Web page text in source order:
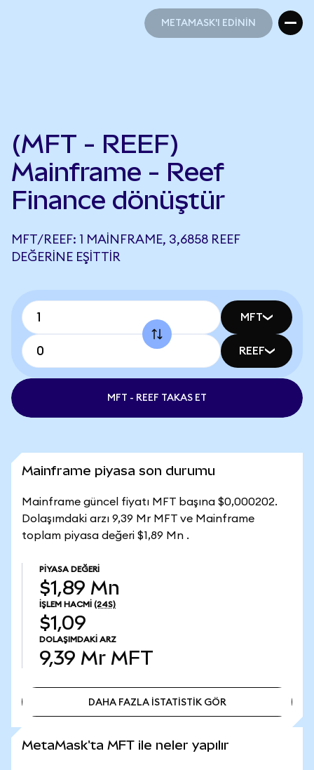
METAMASK'I EDİNİN
(MFT - REEF)
Mainframe - Reef
Finance dönüştür
MFT/REEF: 1 MAINFRAME, 3,6858 REEF
DEĞERINE EŞITTIR
MFT
REEF
MFT - REEF TAKAS ET
Mainframe piyasa son durumu
Mainframe güncel fiyatı MFT başına $0,000202.
Dolaşımdaki arzı 9,39 Mr MFT ve Mainframe
toplam piyasa değeri $1,89 Mn .
PIYASA DEĞERI
$1,89 Mn
İŞLEM HACMI (24S)
$1,09
DOLAŞIMDAKI ARZ
9,39 Mr MFT
DAHA FAZLA İSTATİSTİK GÖR
MetaMask'ta MFT ile neler yapılır